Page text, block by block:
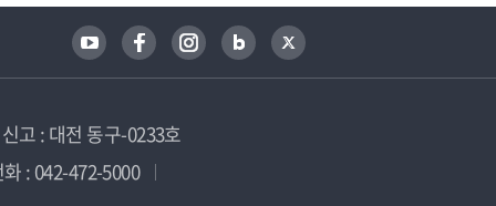
고 : 대전 동구-0233호
: 042-472-5000